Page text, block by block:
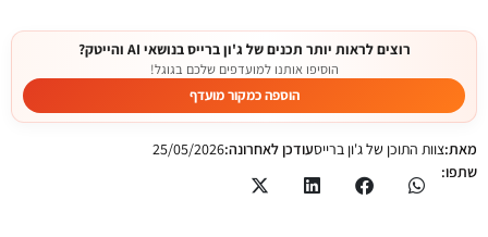
רוצים לראות יותר תכנים של ג'ון ברייס בנושאי AI והייטק?
הוסיפו אותנו למועדפים שלכם בגוגל!
הוספה כמקור מועדף
מאת:צוות התוכן של ג'ון ברייסעודכן לאחרונה:25/05/2026
שתפו: